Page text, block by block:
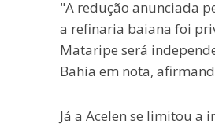
"A redução anunciada
a refinaria baiana foi
Mataripe será
Bahia em nota,
Já a Acelen se limitou